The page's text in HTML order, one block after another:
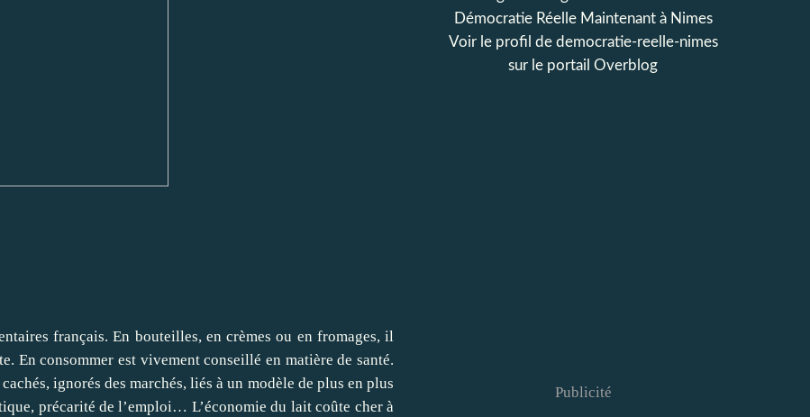
français. En bouteilles, en crèmes ou en fromages, il
En consommer est vivement conseillé en matière de santé.
ignorés des marchés, liés à un modèle de plus en plus
précarité de l’emploi… L’économie du lait coûte cher à
Démocratie Réelle Maintenant à Nimes
Voir le profil de democratie-reelle-nimes
sur le portail Overblog
Publicité